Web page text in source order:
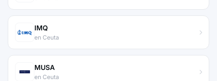
IMQ
en Ceuta
MUSA
en Ceuta